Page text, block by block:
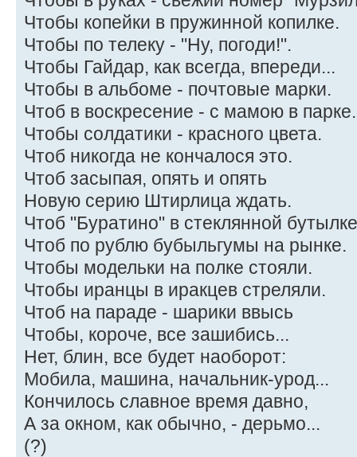
Чтобы копейки в пружинной копилке.
Чтобы по телеку - "Ну, погоди!".
Чтобы Гайдар, как всегда, впереди...
Чтобы в альбоме - почтовые марки.
Чтоб в воскресение - с мамою в парке.
Чтобы солдатики - красного цвета.
Чтоб никогда не кончалося это.
Чтоб засыпая, опять и опять
Новую серию Штирлица ждать.
Чтоб "Буратино" в стеклянной
Чтоб по рублю бубыльгумы на рынке.
Чтобы модельки на полке стояли.
Чтобы иранцы в иракцев стреляли.
Чтоб на параде - шарики ввысь
Чтобы, короче, все зашибись...
Нет, блин, все будет наоборот:
Мобила, машина, начальник-урод...
Кончилось славное время давно,
А за окном, как обычно, - дерьмо...
(?)